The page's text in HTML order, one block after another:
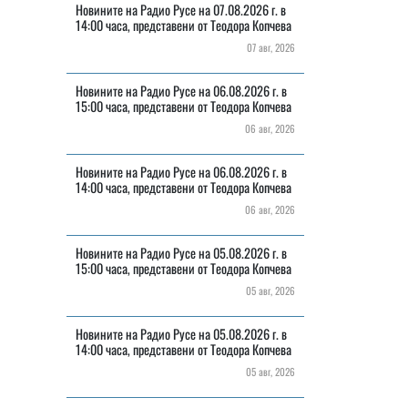
Новините на Радио Русе на 07.08.2026 г. в
14:00 часа, представени от Теодора Копчева
07 авг, 2026
Новините на Радио Русе на 06.08.2026 г. в
15:00 часа, представени от Теодора Копчева
06 авг, 2026
Новините на Радио Русе на 06.08.2026 г. в
14:00 часа, представени от Теодора Копчева
06 авг, 2026
Новините на Радио Русе на 05.08.2026 г. в
15:00 часа, представени от Теодора Копчева
05 авг, 2026
Новините на Радио Русе на 05.08.2026 г. в
14:00 часа, представени от Теодора Копчева
05 авг, 2026